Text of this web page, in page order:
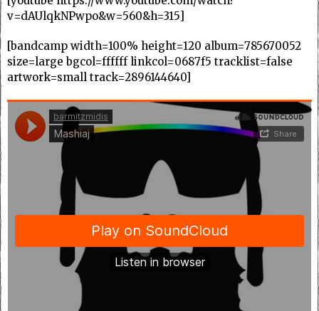
v=dAUlqkNPwpo&w=560&h=315]
[bandcamp width=100% height=120 album=785670052
size=large bgcol=ffffff linkcol=0687f5 tracklist=false
artwork=small track=2896144640]